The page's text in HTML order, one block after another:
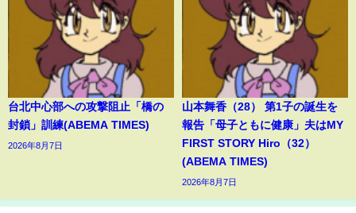
台北中心部への攻撃阻止「橋の
封鎖」訓練(ABEMA TIMES)
2026年8月7日
山本舞香（28） 第1子の誕生を
報告「母子ともに健康」夫はMY
FIRST STORY Hiro（32）
(ABEMA TIMES)
2026年8月7日